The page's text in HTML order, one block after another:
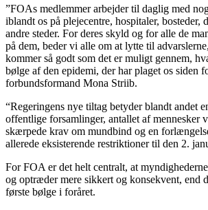
”FOAs medlemmer arbejder til daglig med
iblandt os på plejecentre, hospitaler, bosteder,
andre steder. For deres skyld og for alle de
på dem, beder vi alle om at lytte til
kommer så godt som det er muligt gennem,
bølge af den epidemi, der har plaget os siden
forbundsformand Mona Striib.
“Regeringens nye tiltag betyder blandt andet
offentlige forsamlinger, antallet af mennesker
skærpede krav om mundbind og en
allerede eksisterende restriktioner til den 2.
For FOA er det helt centralt, at
og optræder mere sikkert og konsekvent, end
første bølge i foråret.